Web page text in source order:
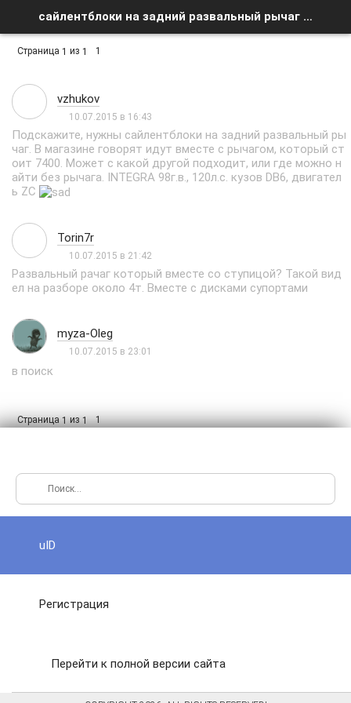
сайлентблоки на задний развальный рычаг - Список форумов
Страница 1 из 1 1
vzhukov
10.07.2015 в 16:43
Подскажите, нужны сайлентблоки на задний развальный ры
чаг. В магазине говорят идут вместе с рычагом, который ст
оит 7400. Может с какой другой подходит, или где можно н
айти без рычага. INTEGRA 98г.в., 120л.с. кузов DB6, двигател
ь ZC
Torin7r
10.07.2015 в 21:42
Развальный рачаг который вместе со ступицой? Такой вид
ел на разборе около 4т. Вместе с дисками супортами
myza-Oleg
10.07.2015 в 23:01
в поиск
Страница1из1 1
uID
Регистрация
Перейти к полной версии сайта